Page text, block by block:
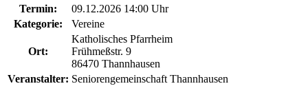
Termin:
09.12.2026 14:00 Uhr
Kategorie:
Vereine
Ort:
Katholisches Pfarrheim
Frühmeßstr. 9
86470 Thannhausen
Veranstalter: Seniorengemeinschaft Thannhausen